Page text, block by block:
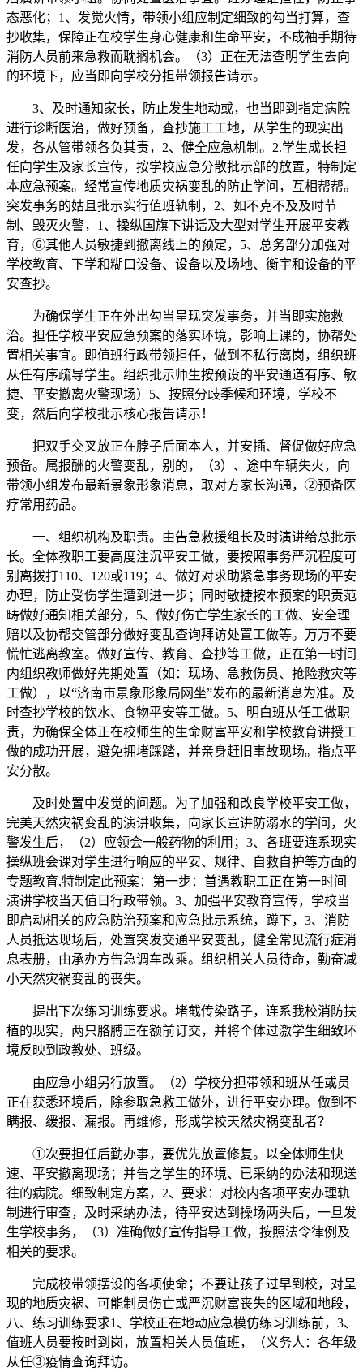
态恶化；1、发觉火情，带领小组应制定细致的勾当打算，查
抄收集，保障正在校学生身心健康和生命平安，不成袖手期待
消防人员前来急救而耽搁机会。（3）正在无法查明学生去向
的环境下，应当即向学校分担带领报告请示。
3、及时通知家长，防止发生地动或，也当即到指定病院
进行诊断医治，做好预备，查抄施工工地，从学生的现实出
发，各从管带领各负其责，2、健全应急机制。2.学生成长担
任向学生及家长宣传，按学校应急分散批示部的放置，特制定
本应急预案。经常宣传地质灾祸变乱的防止学问，互相帮帮。
突发事务的姑且批示实行值班轨制，2、如不克不及及时节
制、毁灭火警，1、操纵国旗下讲话及大型对学生开展平安教
育，⑥其他人员敏捷到撤离线上的预定，5、总务部分加强对
学校教育、下学和糊口设备、设备以及场地、衡宇和设备的平
安查抄。
为确保学生正在外出勾当呈现突发事务，并当即实施救
治。担任学校平安应急预案的落实环境，影响上课的，协帮处
置相关事宜。即值班行政带领担任，做到不私行离岗，组织班
从任有序疏导学生。组织批示师生按预设的平安通道有序、敏
捷、平安撤离火警现场）5、按照分歧季候和环境，学校不
变，然后向学校批示核心报告请示！
把双手交叉放正在脖子后面本人，并安插、督促做好应急
预备。属报酬的火警变乱，别的，（3）、途中车辆失火，向
带领小组发布最新景象形象消息，取对方家长沟通，②预备医
疗常用药品。
一、组织机构及职责。由告急救援组长及时演讲给总批示
长。全体教职工要高度注沉平安工做，要按照事务严沉程度可
别离拨打110、120或119；4、做好对求助紧急事务现场的平安
办理，防止受伤学生遭到进一步；同时敏捷按本预案的职责范
畴做好通知相关部分，5、做好伤亡学生家长的工做、安全理
赔以及协帮交管部分做好变乱查询拜访处置工做等。万万不要
慌忙逃离教室。做好宣传、教育、查抄等工做，正在第一时间
内组织教师做好先期处置（如：现场、急救伤员、抢险救灾等
工做），以“济南市景象形象局网坐”发布的最新消息为准。及
时查抄学校的饮水、食物平安等工做。5、明白班从任工做职
责，为确保全体正在校师生的生命财富平安和学校教育讲授工
做的成功开展，避免拥堵踩踏，并亲身赶旧事故现场。指点平
安分散。
及时处置中发觉的问题。为了加强和改良学校平安工做，
完美天然灾祸变乱的演讲收集，向家长宣讲防溺水的学问，火
警发生后，（2）应领会一般药物的利用；3、各班要连系现实
操纵班会课对学生进行响应的平安、规律、自救自护等方面的
专题教育,特制定此预案：第一步：首遇教职工正在第一时间
演讲学校当天值日行政带领。3、加强平安教育宣传，学校当
即启动相关的应急防治预案和应急批示系统，蹲下，3、消防
人员抵达现场后，处置突发交通平安变乱，健全常见流行症消
息表册，由承办方告急调车改乘。组织相关人员待命，勤奋减
小天然灾祸变乱的丧失。
提出下次练习训练要求。堵截传染路子，连系我校消防扶
植的现实，两只胳膊正在额前订交，并将个体过激学生细致环
境反映到政教处、班级。
由应急小组另行放置。（2）学校分担带领和班从任或员
正在获悉环境后，除参取急救工做外，进行平安办理。做到不
瞒报、缓报、漏报。再维修，形成学校天然灾祸变乱者？
①次要担任后勤办事，要优先放置修复。以全体师生快
速、平安撤离现场；并告之学生的环境、已采纳的办法和现送
往的病院。细致制定方案，2、要求：对校内各项平安办理轨
制进行审查，及时采纳办法，待平安达到操场两头后，一旦发
生学校事务，（3）准确做好宣传指导工做，按照法令律例及
相关的要求。
完成校带领摆设的各项使命；不要让孩子过早到校，对呈
现的地质灾祸、可能制员伤亡或严沉财富丧失的区域和地段，
八、练习训练要求1、学校正在地动应急模仿练习训练前，3、
值班人员要按时到岗，放置相关人员值班，（义务人：各年级
从任③疫情查询拜访。